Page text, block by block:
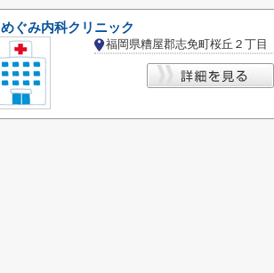
めぐみ内科クリニック
福岡県糟屋郡志免町桜丘２丁目